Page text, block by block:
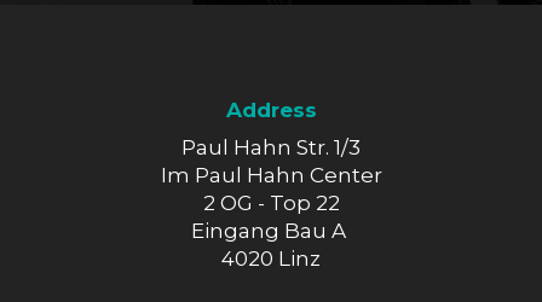
Address
Paul Hahn Str. 1/3
Im Paul Hahn Center
2 OG - Top 22
Eingang Bau A
4020 Linz